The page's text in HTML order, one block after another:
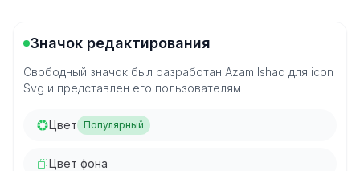
Значок редактирования
Свободный значок был разработан Azam Ishaq для icon
Svg и представлен его пользователям
Цвет Популярный
Цвет фона